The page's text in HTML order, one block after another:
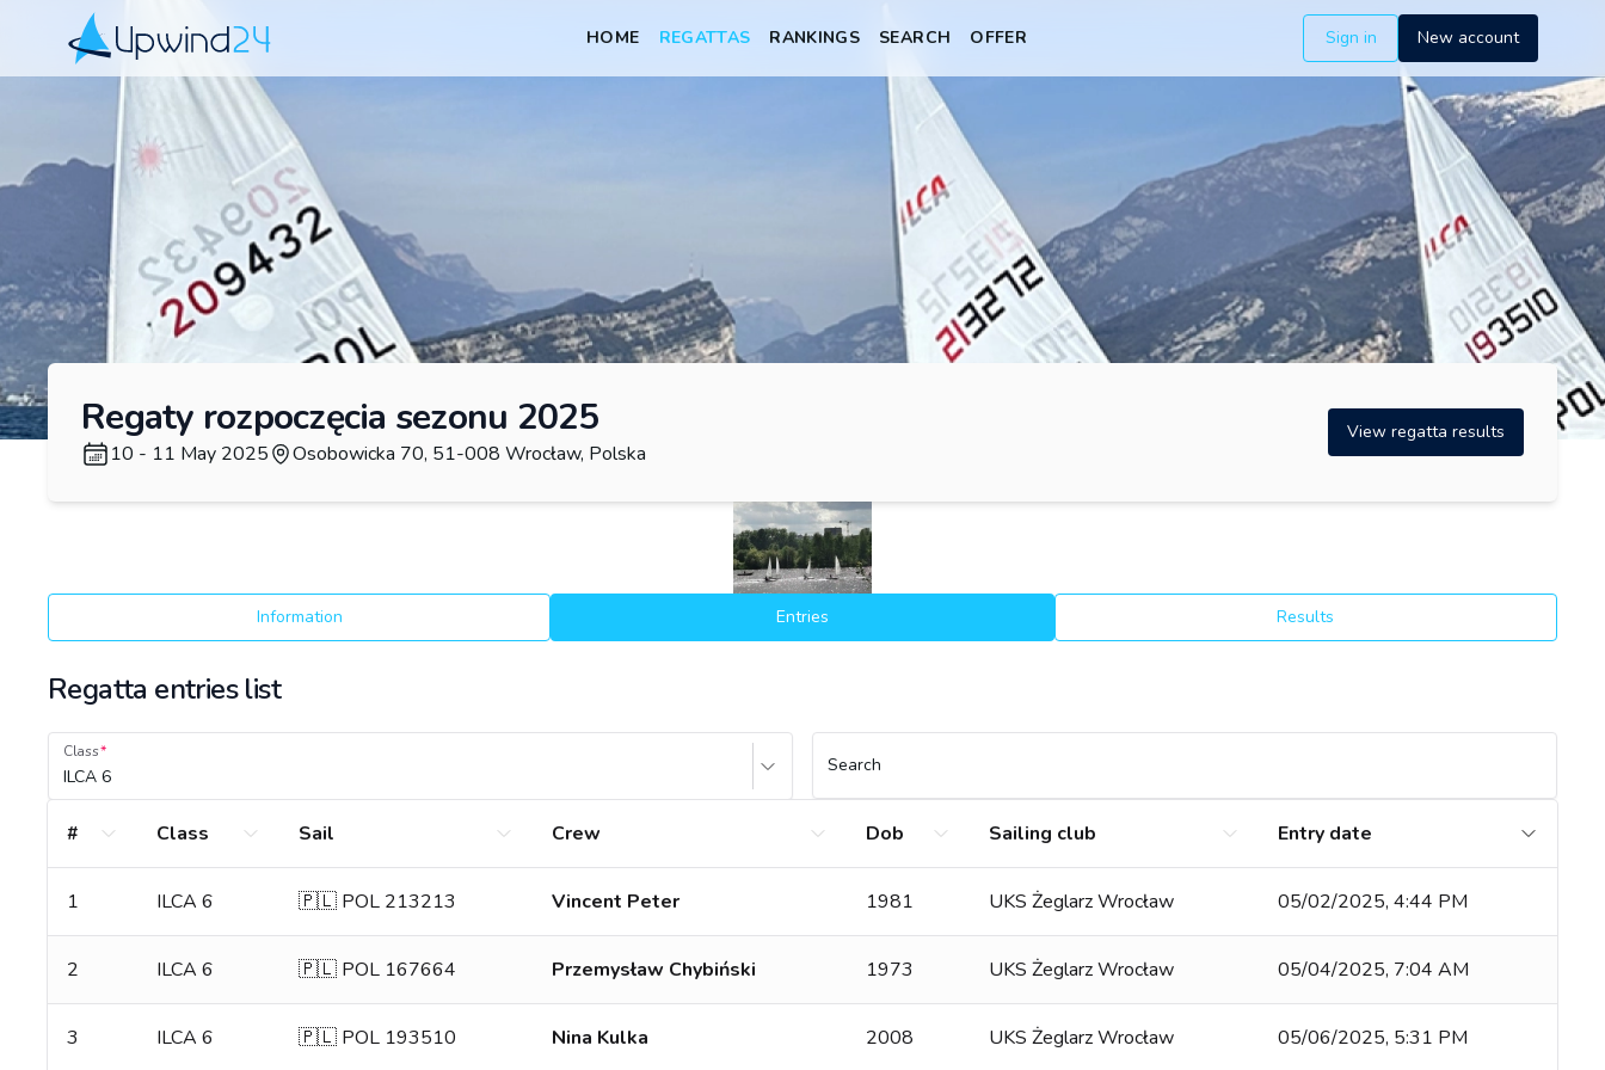
Upwind24
HOME REGATTAS RANKINGS SEARCH OFFER Sign in New account
Regaty rozpoczęcia sezonu 2025
10 - 11 May 2025 Osobowicka 70, 51-008 Wrocław, Polska
View regatta results
Information Entries Results
Regatta entries list
Class
ILCA 6
Search
# Class Sail Crew Dob Sailing club Entry date
1 ILCA 6 🇵🇱 POL 213213 Vincent Peter 1981 UKS Żeglarz Wrocław 05/02/2025, 4:44 PM
2 ILCA 6 🇵🇱 POL 167664 Przemysław Chybiński 1973 UKS Żeglarz Wrocław 05/04/2025, 7:04 AM
3 ILCA 6 🇵🇱 POL 193510 Nina Kulka 2008 UKS Żeglarz Wrocław 05/06/2025, 5:31 PM